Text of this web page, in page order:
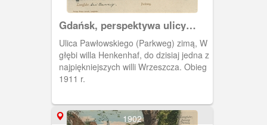
Gdańsk, perspektywa ulicy
Pawłowskiego
Ulica Pawłowskiego (Parkweg) zimą, W
głębi willa Henkenhaf, do dzisiaj jedna z
najpiękniejszych willi Wrzeszcza. Obieg
1911 r.
1902